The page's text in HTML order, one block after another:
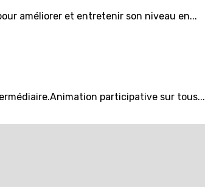
améliorer et entretenir son niveau en...
participative sur tous...